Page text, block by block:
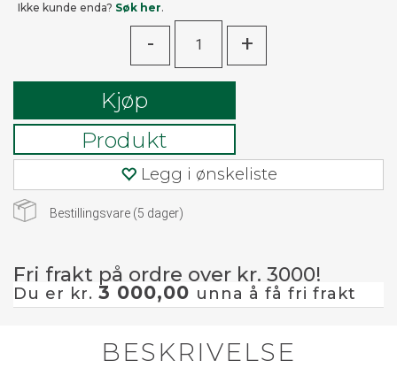
Ikke kunde enda? Søk her.
- +
Kjøp
Produkt
Legg i ønskeliste
Bestillingsvare (5 dager)
Fri frakt på ordre over kr. 3000!
Du er kr. 3 000,00 unna å få fri frakt
BESKRIVELSE